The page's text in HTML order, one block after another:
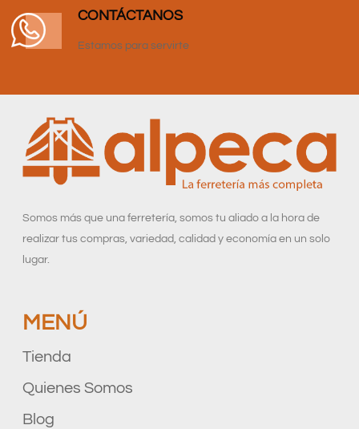
CONTÁCTANOS
Estamos para servirte
Somos más que una ferretería, somos tu aliado a la hora de
realizar tus compras, variedad, calidad y economía en un solo
lugar.
MENÚ
Tienda
Quienes Somos
Blog